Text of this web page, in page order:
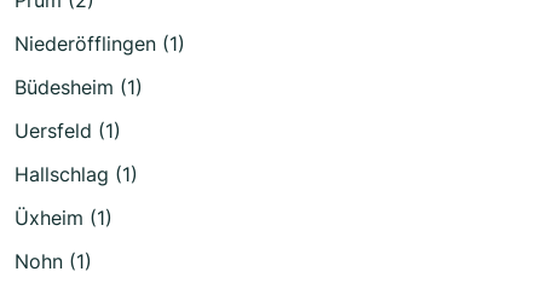
Niederöfflingen (1)
Büdesheim (1)
Uersfeld (1)
Hallschlag (1)
Üxheim (1)
Nohn (1)